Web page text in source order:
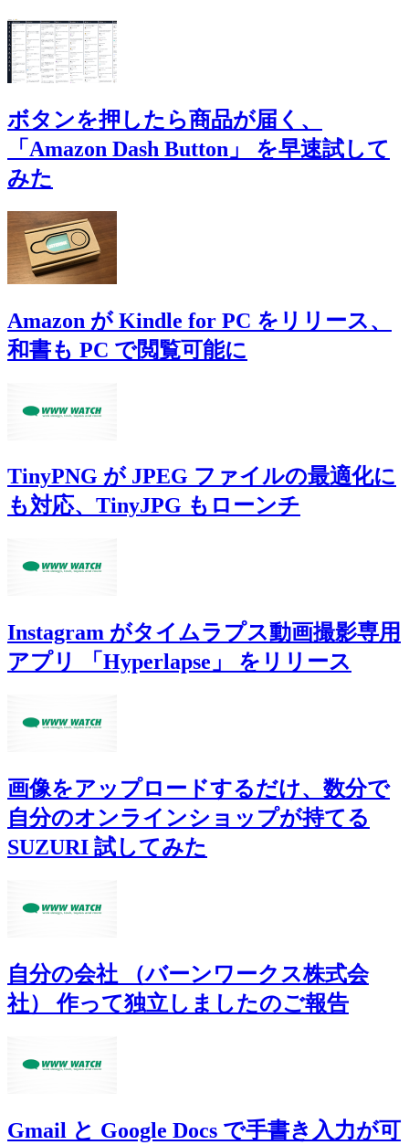
ボタンを押したら商品が届く、
「Amazon Dash Button」 を早速試して
みた
Amazon が Kindle for PC をリリース、
和書も PC で閲覧可能に
TinyPNG が JPEG ファイルの最適化に
も対応、TinyJPG もローンチ
Instagram がタイムラプス動画撮影専用
アプリ 「Hyperlapse」 をリリース
画像をアップロードするだけ、数分で
自分のオンラインショップが持てる
SUZURI 試してみた
自分の会社 （バーンワークス株式会
社） 作って独立しましたのご報告
Gmail と Google Docs で手書き入力が可